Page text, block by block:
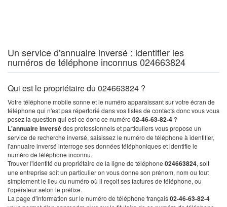
Un service d'annuaire inversé : identifier les
numéros de téléphone inconnus 024663824
Qui est le propriétaire du 024663824 ?
Votre téléphone mobile sonne et le numéro apparaissant sur votre écran de
téléphone qui n'est pas répertorié dans vos listes de contacts donc vous vous
posez la question qui est-ce donc ce numéro 02-46-63-82-4 ?
L'annuaire inversédes professionnels et particuliers vous propose un
service de recherche inversé, saisissez le numéro de téléphone à identifier,
l'annuaire inversé interroge ses données téléphoniques et identifie le
numéro de téléphone inconnu.
Trouver l'identité du propriétaire de la ligne de téléphone 024663824, soit
une entreprise soit un particulier on vous donne son prénom, nom ou tout
simplement le lieu du numéro où il reçoit ses factures de téléphone, ou
l'opérateur selon le préfixe.
La page d'information sur le numéro de téléphone français02-46-63-82-4